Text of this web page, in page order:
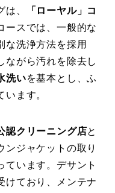
、
「ローヤル」コ
ースでは、一般的な
な洗浄方法を採用
ながら汚れを除去し
洗いを基本とし、ふ
ます。
認クリーニング店と
ンジャケットの取り
ています。デサント
けており、メンテナ